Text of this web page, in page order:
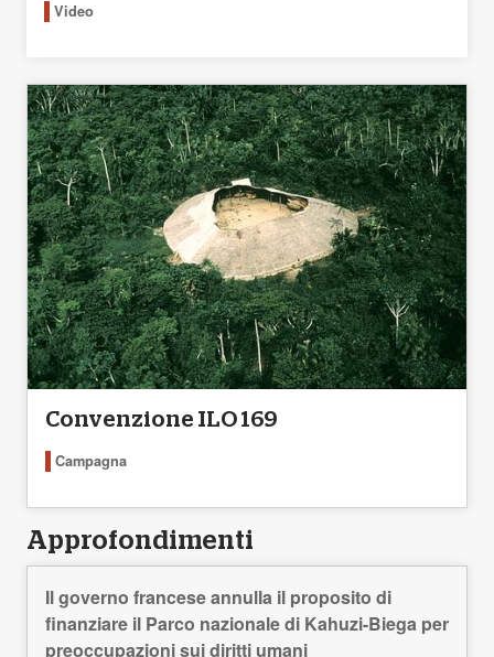
Video
Convenzione ILO 169
Campagna
Approfondimenti
Il governo francese annulla il proposito di
finanziare il Parco nazionale di Kahuzi-Biega per
preoccupazioni sui diritti umani